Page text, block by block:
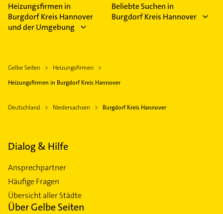
Heizungsfirmen in
Burgdorf Kreis Hannover
und der Umgebung
Beliebte Suchen in
Burgdorf Kreis Hannover
Gelbe Seiten
Heizungsfirmen
Heizungsfirmen in Burgdorf Kreis Hannover
Deutschland Niedersachsen Burgdorf Kreis Hannover
Dialog & Hilfe
Ansprechpartner
Häufige Fragen
Übersicht aller Städte
Über Gelbe Seiten